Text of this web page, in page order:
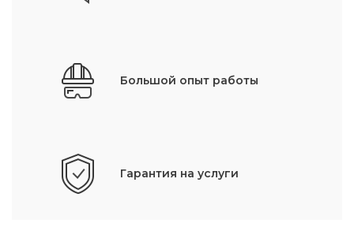
Большой опыт работы
Гарантия на услуги